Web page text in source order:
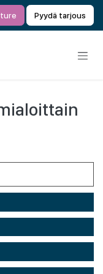
Pyydä tarjous